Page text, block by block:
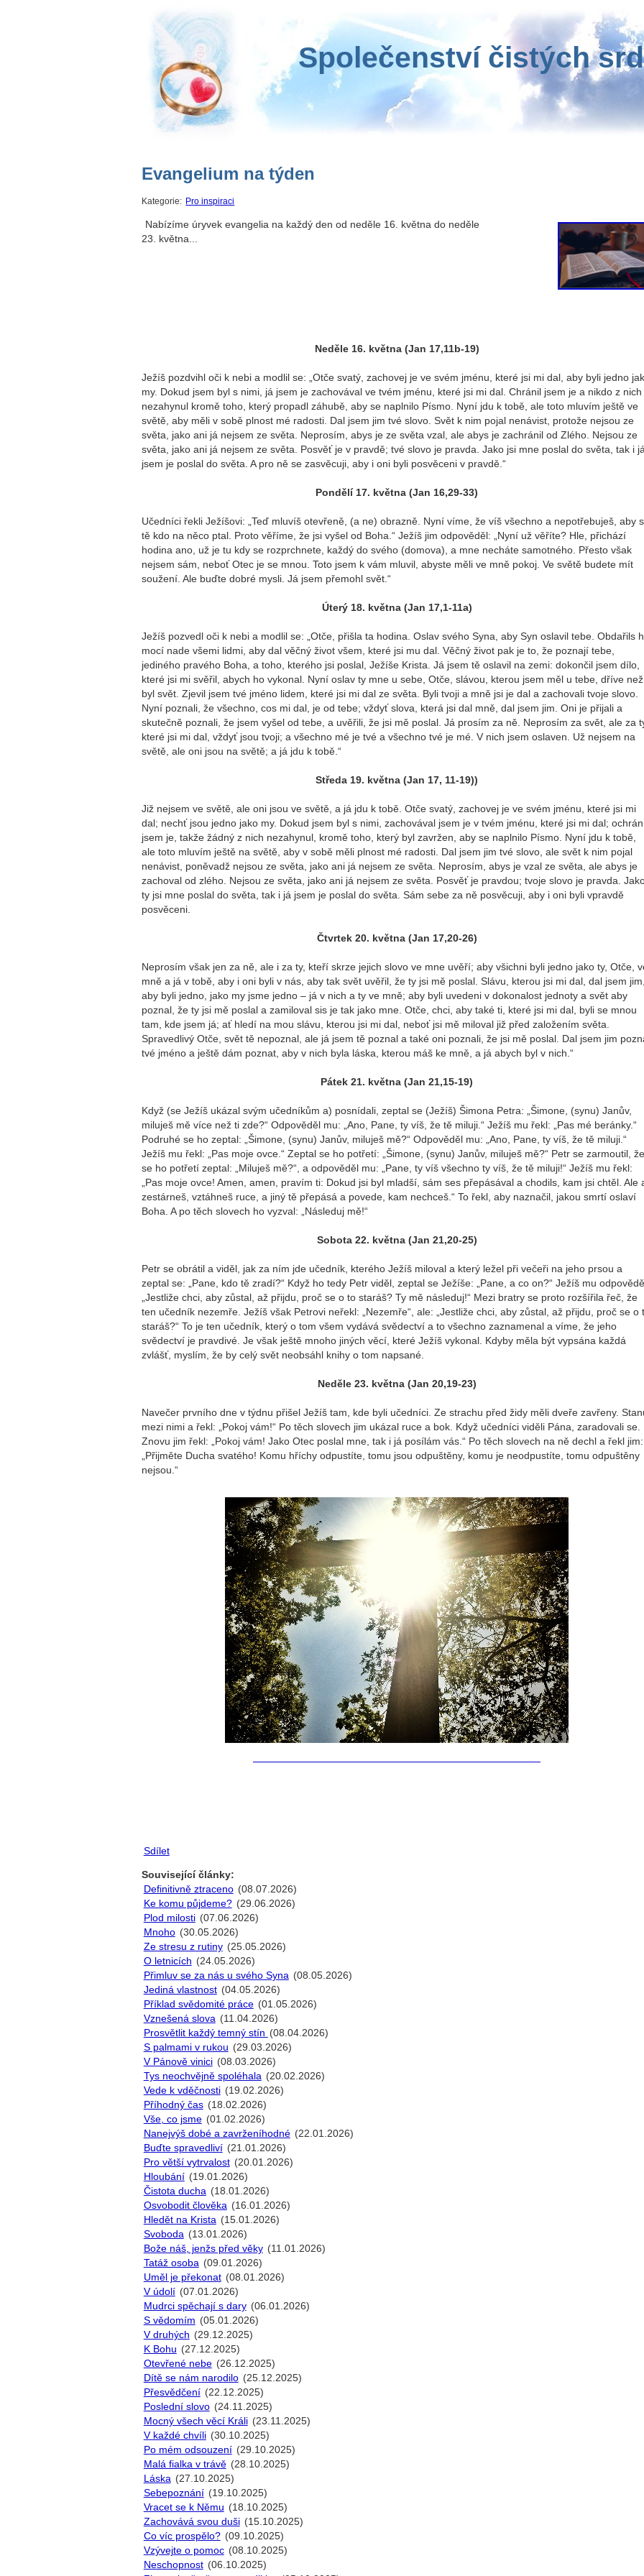
Společenství čistých
Evangelium na týden
Kategorie: Pro inspiraci
Nabízíme úryvek evangelia na každý den od neděle 16. května do neděle
23. května...
Neděle 16. května (Jan 17,11b-19)
Ježíš pozdvihl oči k nebi a modlil se: „Otče svatý, zachovej je ve svém jménu, které jsi mi dal, aby byli jedno
my. Dokud jsem byl s nimi, já jsem je zachovával ve tvém jménu, které jsi mi dal. Chránil jsem je a nikdo z nich
nezahynul kromě toho, který propadl záhubě, aby se naplnilo Písmo. Nyní jdu k tobě, ale toto mluvím ještě ve
světě, aby měli v sobě plnost mé radosti. Dal jsem jim tvé slovo. Svět k nim pojal nenávist, protože nejsou ze
světa, jako ani já nejsem ze světa. Neprosím, abys je ze světa vzal, ale abys je zachránil od Zlého. Nejsou ze
světa, jako ani já nejsem ze světa. Posvěť je v pravdě; tvé slovo je pravda. Jako jsi mne poslal do světa, tak i
jsem je poslal do světa. A pro ně se zasvěcuji, aby i oni byli posvěceni v pravdě.“
Pondělí 17. května (Jan 16,29-33)
Učedníci řekli Ježíšovi: „Teď mluvíš otevřeně, (a ne) obrazně. Nyní víme, že víš všechno a nepotřebuješ, aby
tě kdo na něco ptal. Proto věříme, že jsi vyšel od Boha.“ Ježíš jim odpověděl: „Nyní už věříte? Hle, přichází
hodina ano, už je tu kdy se rozprchnete, každý do svého (domova), a mne necháte samotného. Přesto však
nejsem sám, neboť Otec je se mnou. Toto jsem k vám mluvil, abyste měli ve mně pokoj. Ve světě budete mít
soužení. Ale buďte dobré mysli. Já jsem přemohl svět.“
Úterý 18. května (Jan 17,1-11a)
Ježíš pozvedl oči k nebi a modlil se: „Otče, přišla ta hodina. Oslav svého Syna, aby Syn oslavil tebe. Obdařils
mocí nade všemi lidmi, aby dal věčný život všem, které jsi mu dal. Věčný život pak je to, že poznají tebe,
jediného pravého Boha, a toho, kterého jsi poslal, Ježíše Krista. Já jsem tě oslavil na zemi: dokončil jsem dílo,
které jsi mi svěřil, abych ho vykonal. Nyní oslav ty mne u sebe, Otče, slávou, kterou jsem měl u tebe, dříve než
byl svět. Zjevil jsem tvé jméno lidem, které jsi mi dal ze světa. Byli tvoji a mně jsi je dal a zachovali tvoje slovo.
Nyní poznali, že všechno, cos mi dal, je od tebe; vždyť slova, která jsi dal mně, dal jsem jim. Oni je přijali a
skutečně poznali, že jsem vyšel od tebe, a uvěřili, že jsi mě poslal. Já prosím za ně. Neprosím za svět, ale za
které jsi mi dal, vždyť jsou tvoji; a všechno mé je tvé a všechno tvé je mé. V nich jsem oslaven. Už nejsem na
světě, ale oni jsou na světě; a já jdu k tobě.“
Středa 19. května (Jan 17, 11-19))
Již nejsem ve světě, ale oni jsou ve světě, a já jdu k tobě. Otče svatý, zachovej je ve svém jménu, které jsi mi
dal; nechť jsou jedno jako my. Dokud jsem byl s nimi, zachovával jsem je v tvém jménu, které jsi mi dal;
jsem je, takže žádný z nich nezahynul, kromě toho, který byl zavržen, aby se naplnilo Písmo. Nyní jdu k tobě,
ale toto mluvím ještě na světě, aby v sobě měli plnost mé radosti. Dal jsem jim tvé slovo, ale svět k nim pojal
nenávist, poněvadž nejsou ze světa, jako ani já nejsem ze světa. Neprosím, abys je vzal ze světa, ale abys je
zachoval od zlého. Nejsou ze světa, jako ani já nejsem ze světa. Posvěť je pravdou; tvoje slovo je pravda.
ty jsi mne poslal do světa, tak i já jsem je poslal do světa. Sám sebe za ně posvěcuji, aby i oni byli vpravdě
posvěceni.
Čtvrtek 20. května (Jan 17,20-26)
Neprosím však jen za ně, ale i za ty, kteří skrze jejich slovo ve mne uvěří; aby všichni byli jedno jako ty, Otče,
mně a já v tobě, aby i oni byli v nás, aby tak svět uvěřil, že ty jsi mě poslal. Slávu, kterou jsi mi dal, dal jsem jim,
aby byli jedno, jako my jsme jedno – já v nich a ty ve mně; aby byli uvedeni v dokonalost jednoty a svět aby
poznal, že ty jsi mě poslal a zamiloval sis je tak jako mne. Otče, chci, aby také ti, které jsi mi dal, byli se mnou
tam, kde jsem já; ať hledí na mou slávu, kterou jsi mi dal, neboť jsi mě miloval již před založením světa.
Spravedlivý Otče, svět tě nepoznal, ale já jsem tě poznal a také oni poznali, že jsi mě poslal. Dal jsem jim
tvé jméno a ještě dám poznat, aby v nich byla láska, kterou máš ke mně, a já abych byl v nich.“
Pátek 21. května (Jan 21,15-19)
Když (se Ježíš ukázal svým učedníkům a) posnídali, zeptal se (Ježíš) Šimona Petra: „Šimone, (synu) Janův,
miluješ mě více než ti zde?“ Odpověděl mu: „Ano, Pane, ty víš, že tě miluji.“ Ježíš mu řekl: „Pas mé beránky.“
Podruhé se ho zeptal: „Šimone, (synu) Janův, miluješ mě?“ Odpověděl mu: „Ano, Pane, ty víš, že tě miluji.“
Ježíš mu řekl: „Pas moje ovce.“ Zeptal se ho potřetí: „Šimone, (synu) Janův, miluješ mě?“ Petr se zarmoutil, že
se ho potřetí zeptal: „Miluješ mě?“, a odpověděl mu: „Pane, ty víš všechno ty víš, že tě miluji!“ Ježíš mu řekl:
„Pas moje ovce! Amen, amen, pravím ti: Dokud jsi byl mladší, sám ses přepásával a chodils, kam jsi chtěl. Ale
zestárneš, vztáhneš ruce, a jiný tě přepásá a povede, kam nechceš.“ To řekl, aby naznačil, jakou smrtí oslaví
Boha. A po těch slovech ho vyzval: „Následuj mě!“
Sobota 22. května (Jan 21,20-25)
Petr se obrátil a viděl, jak za ním jde učedník, kterého Ježíš miloval a který ležel při večeři na jeho prsou a
zeptal se: „Pane, kdo tě zradí?“ Když ho tedy Petr viděl, zeptal se Ježíše: „Pane, a co on?“ Ježíš mu
„Jestliže chci, aby zůstal, až přijdu, proč se o to staráš? Ty mě následuj!“ Mezi bratry se proto rozšířila řeč, že
ten učedník nezemře. Ježíš však Petrovi neřekl: „Nezemře“, ale: „Jestliže chci, aby zůstal, až přijdu, proč se o
staráš?“ To je ten učedník, který o tom všem vydává svědectví a to všechno zaznamenal a víme, že jeho
svědectví je pravdivé. Je však ještě mnoho jiných věcí, které Ježíš vykonal. Kdyby měla být vypsána každá
zvlášť, myslím, že by celý svět neobsáhl knihy o tom napsané.
Neděle 23. května (Jan 20,19-23)
Navečer prvního dne v týdnu přišel Ježíš tam, kde byli učedníci. Ze strachu před židy měli dveře zavřeny.
mezi nimi a řekl: „Pokoj vám!“ Po těch slovech jim ukázal ruce a bok. Když učedníci viděli Pána, zaradovali se.
Znovu jim řekl: „Pokoj vám! Jako Otec poslal mne, tak i já posílám vás.“ Po těch slovech na ně dechl a řekl jim:
„Přijměte Ducha svatého! Komu hříchy odpustíte, tomu jsou odpuštěny, komu je neodpustíte, tomu odpuštěny
nejsou.“
Sdílet
Související články:
Definitivně ztraceno (08.07.2026)
Ke komu půjdeme? (29.06.2026)
Plod milosti (07.06.2026)
Mnoho (30.05.2026)
Ze stresu z rutiny (25.05.2026)
O letnicích (24.05.2026)
Přimluv se za nás u svého Syna (08.05.2026)
Jediná vlastnost (04.05.2026)
Příklad svědomité práce (01.05.2026)
Vznešená slova (11.04.2026)
Prosvětlit každý temný stín (08.04.2026)
S palmami v rukou (29.03.2026)
V Pánově vinici (08.03.2026)
Tys neochvějně spoléhala (20.02.2026)
Vede k vděčnosti (19.02.2026)
Příhodný čas (18.02.2026)
Vše, co jsme (01.02.2026)
Nanejvýš dobé a zavrženíhodné (22.01.2026)
Buďte spravedliví (21.01.2026)
Pro větší vytrvalost (20.01.2026)
Hloubání (19.01.2026)
Čistota ducha (18.01.2026)
Osvobodit člověka (16.01.2026)
Hledět na Krista (15.01.2026)
Svoboda (13.01.2026)
Bože náš, jenžs před věky (11.01.2026)
Tatáž osoba (09.01.2026)
Uměl je překonat (08.01.2026)
V údolí (07.01.2026)
Mudrci spěchají s dary (06.01.2026)
S vědomím (05.01.2026)
V druhých (29.12.2025)
K Bohu (27.12.2025)
Otevřené nebe (26.12.2025)
Dítě se nám narodilo (25.12.2025)
Přesvědčení (22.12.2025)
Poslední slovo (24.11.2025)
Mocný všech věcí Králi (23.11.2025)
V každé chvíli (30.10.2025)
Po mém odsouzení (29.10.2025)
Malá fialka v trávě (28.10.2025)
Láska (27.10.2025)
Sebepoznání (19.10.2025)
Vracet se k Němu (18.10.2025)
Zachovává svou duši (15.10.2025)
Co víc prospělo? (09.10.2025)
Vzývejte o pomoc (08.10.2025)
Neschopnost (06.10.2025)